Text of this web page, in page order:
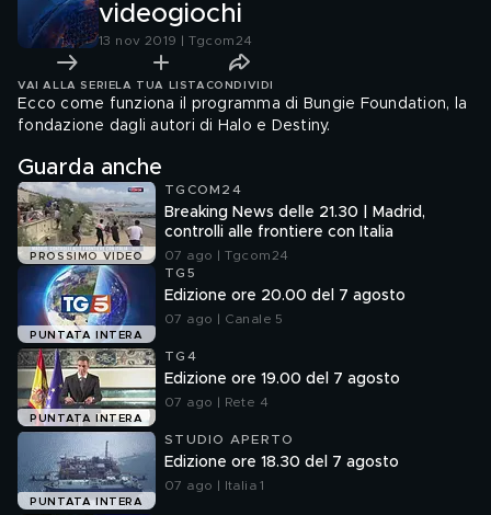
videogiochi
13 nov 2019 | Tgcom24
VAI ALLA SERIE LA TUA LISTA CONDIVIDI
Ecco come funziona il programma di Bungie Foundation, la
fondazione dagli autori di Halo e Destiny.
Guarda anche
PROSSIMO VIDEO
TGCOM24
Breaking News delle 21.30 | Madrid,
controlli alle frontiere con Italia
07 ago | Tgcom24
PUNTATA INTERA
TG5
Edizione ore 20.00 del 7 agosto
07 ago | Canale 5
PUNTATA INTERA
TG4
Edizione ore 19.00 del 7 agosto
07 ago | Rete 4
PUNTATA INTERA
STUDIO APERTO
Edizione ore 18.30 del 7 agosto
07 ago | Italia 1